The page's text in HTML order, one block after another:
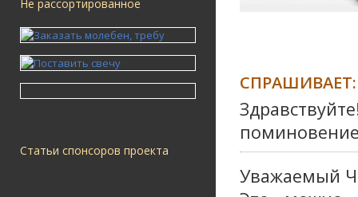
Не рассортированное
Статьи спонсоров проекта
СПРАШИВАЕТ:
Уважаемый